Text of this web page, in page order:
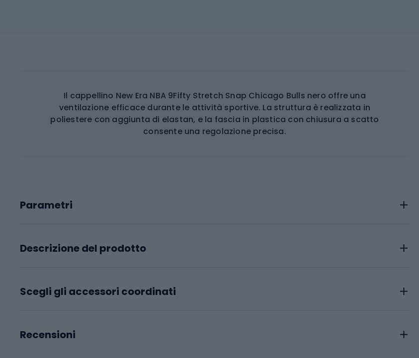
Il cappellino New Era NBA 9Fifty Stretch Snap Chicago Bulls nero offre una
ventilazione efficace durante le attività sportive. La struttura è realizzata in
poliestere con aggiunta di elastan, e la fascia in plastica con chiusura a scatto
consente una regolazione precisa.
Parametri
Descrizione del prodotto
Scegli gli accessori coordinati
Recensioni